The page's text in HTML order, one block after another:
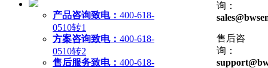
询：
售后咨
询：
产品咨询致电： 400-618-
0510转1
方案咨询致电： 400-618-
0510转2
售后服务致电： 400-618-